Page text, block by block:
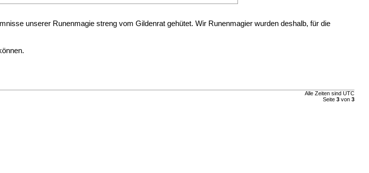
unserer Runenmagie streng vom Gildenrat gehütet. Wir Runenmagier wurden deshalb, für die
Alle Zeiten sind UTC
Seite 3von 3